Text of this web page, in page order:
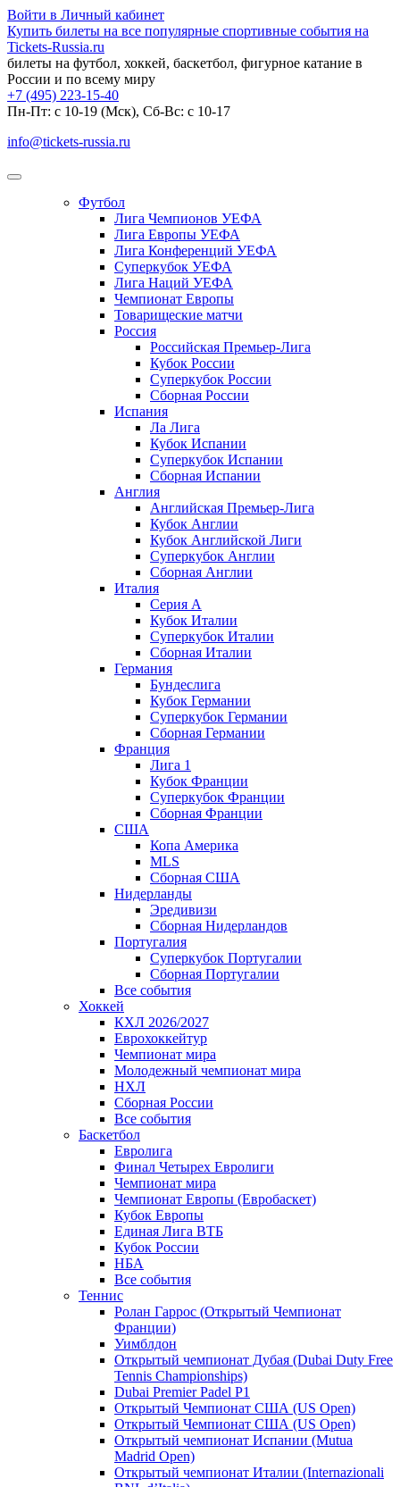
Войти в Личный кабинет
Купить билеты на все популярные спортивные события на
Tickets-Russia.ru
билеты на футбол, хоккей, баскетбол, фигурное катание в
России и по всему миру
+7 (495) 223-15-40
Пн-Пт: c 10-19 (Мск), Сб-Вс: с 10-17
info@tickets-russia.ru
Футбол
Лига Чемпионов УЕФА
Лига Европы УЕФА
Лига Конференций УЕФА
Суперкубок УЕФА
Лига Наций УЕФА
Чемпионат Европы
Товарищеские матчи
Россия
Российская Премьер-Лига
Кубок России
Суперкубок России
Сборная России
Испания
Ла Лига
Кубок Испании
Суперкубок Испании
Сборная Испании
Англия
Английская Премьер-Лига
Кубок Англии
Кубок Английской Лиги
Суперкубок Англии
Сборная Англии
Италия
Серия А
Кубок Италии
Суперкубок Италии
Сборная Италии
Германия
Бундеслига
Кубок Германии
Суперкубок Германии
Сборная Германии
Франция
Лига 1
Кубок Франции
Суперкубок Франции
Сборная Франции
США
Копа Америка
MLS
Сборная США
Нидерланды
Эредивизи
Сборная Нидерландов
Португалия
Суперкубок Португалии
Сборная Португалии
Все события
Хоккей
КХЛ 2026/2027
Еврохоккейтур
Чемпионат мира
Молодежный чемпионат мира
НХЛ
Сборная России
Все события
Баскетбол
Евролига
Финал Четырех Евролиги
Чемпионат мира
Чемпионат Европы (Евробаскет)
Кубок Европы
Единая Лига ВТБ
Кубок России
НБА
Все события
Теннис
Ролан Гаррос (Открытый Чемпионат
Франции)
Уимблдон
Открытый чемпионат Дубая (Dubai Duty Free
Tennis Championships)
Dubai Premier Padel P1
Открытый Чемпионат США (US Open)
Открытый Чемпионат США (US Open)
Открытый чемпионат Испании (Mutua
Madrid Open)
Открытый чемпионат Италии (Internazionali